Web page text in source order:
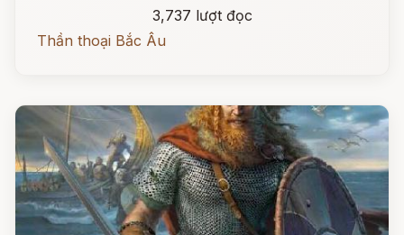
3,737 lượt đọc
Thần thoại Bắc Âu